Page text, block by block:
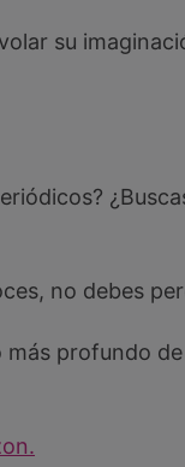
su
no debes
profundo